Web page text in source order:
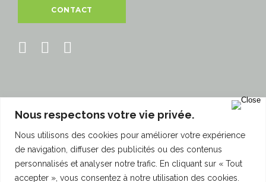
Nous respectons votre vie privée.
Nous utilisons des cookies pour améliorer votre expérience
de navigation, diffuser des publicités ou des contenus
personnalisés et analyser notre trafic. En cliquant sur « Tout
accepter », vous consentez à notre utilisation des cookies.
CONTACT
94500 Champigny-sur-Marne
© 2018 - Interpose - Tous droits réservés.